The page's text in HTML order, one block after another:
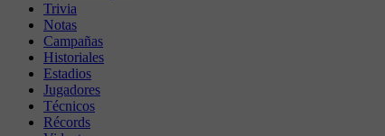
Trivia
Notas
Campañas
Historiales
Estadios
Jugadores
Técnicos
Récords